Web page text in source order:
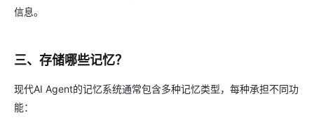
信息。
三、存储哪些记忆？
现代AI Agent的记忆系统通常包含多种记忆类型，每种承担不同功
能：